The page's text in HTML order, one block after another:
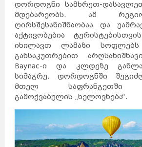
დორდოგნი სამხრეთ-
მდებარეობს. ამ
ღირსშესანიშნაობაა და
აქტივობებია
იხილავთ ლამაზი
განსაკუთრებით
Baynac-ი და კლდეზე
სიმაგრე. დორდოგნში
მთელ საფრანგეთში
გამოქვაბულის „ხელოვნება“.